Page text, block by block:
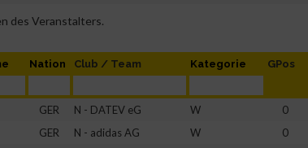
des Veranstalters.
Nation Club / Team Kategorie GPos
GER N - DATEV eG W 0
GER N - adidas AG W 0